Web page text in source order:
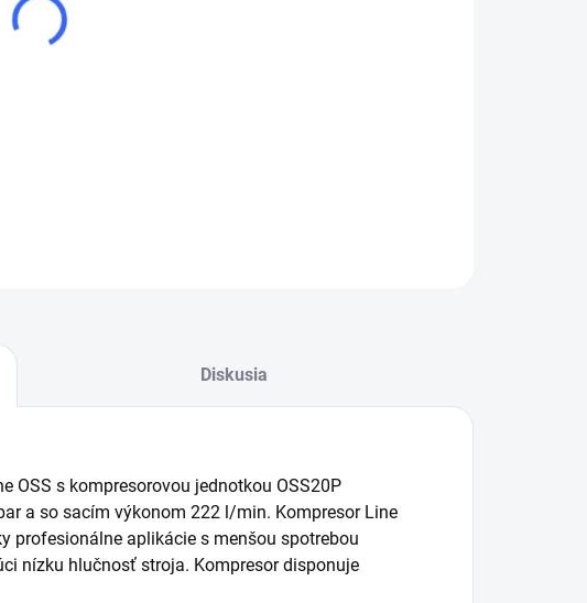
Diskusia
OSS s kompresorovou jednotkou OSS20P
a so sacím výkonom 222 l/min. Kompresor Line
profesionálne aplikácie s menšou spotrebou
nízku hlučnosť stroja. Kompresor disponuje